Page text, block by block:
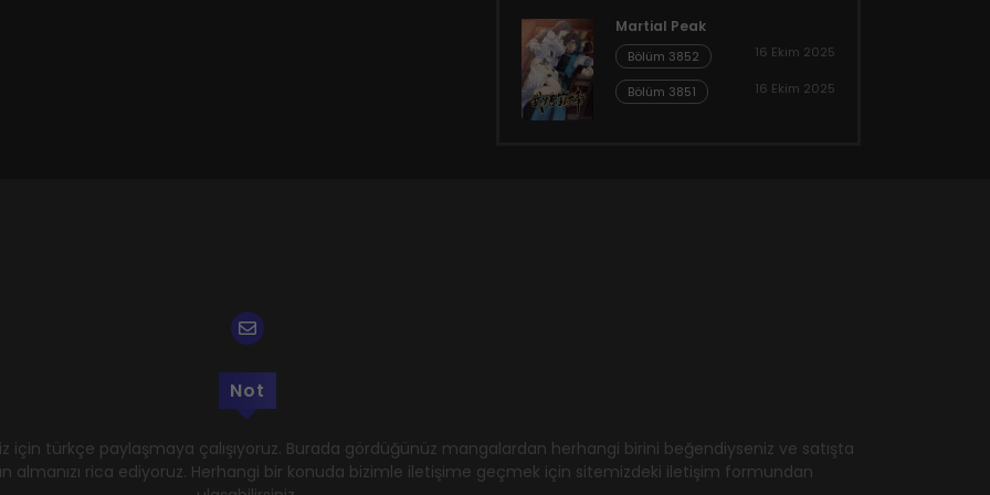
Martial Peak
Bölüm 3852 16 Ekim 2025
Bölüm 3851 16 Ekim 2025
Not
için türkçe paylaşmaya çalışıyoruz. Burada gördüğünüz mangalardan herhangi birini beğendiyseniz ve satışta
almanızı rica ediyoruz. Herhangi bir konuda bizimle iletişime geçmek için sitemizdeki iletişim formundan